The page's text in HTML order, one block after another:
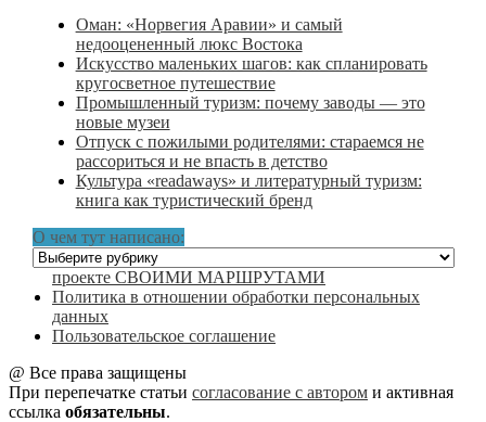
Оман: «Норвегия Аравии» и самый
недооцененный люкс Востока
Искусство маленьких шагов: как спланировать
кругосветное путешествие
Промышленный туризм: почему заводы — это
новые музеи
Отпуск с пожилыми родителями: стараемся не
рассориться и не впасть в детство
Культура «readaways» и литературный туризм:
книга как туристический бренд
О чем тут написано:
О
чем
тут
написано:
проекте СВОИМИ МАРШРУТАМИ
Политика в отношении обработки персональных
данных
Пользовательское соглашение
@ Все права защищены
При перепечатке статьи согласование с автором и активная
ссылка обязательны.